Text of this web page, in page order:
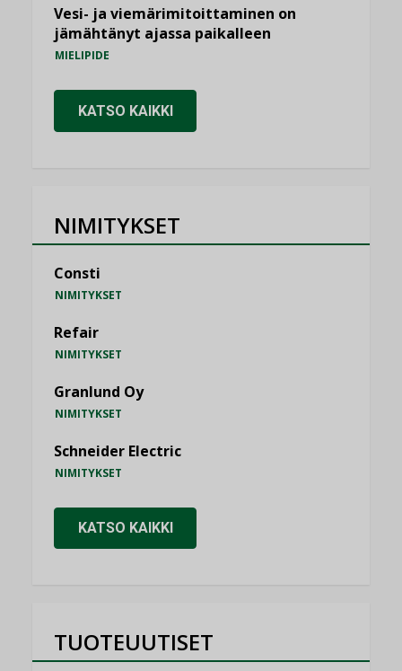
Vesi- ja viemärimitoittaminen on
jämähtänyt ajassa paikalleen
MIELIPIDE
KATSO KAIKKI
NIMITYKSET
Consti
NIMITYKSET
Refair
NIMITYKSET
Granlund Oy
NIMITYKSET
Schneider Electric
NIMITYKSET
KATSO KAIKKI
TUOTEUUTISET